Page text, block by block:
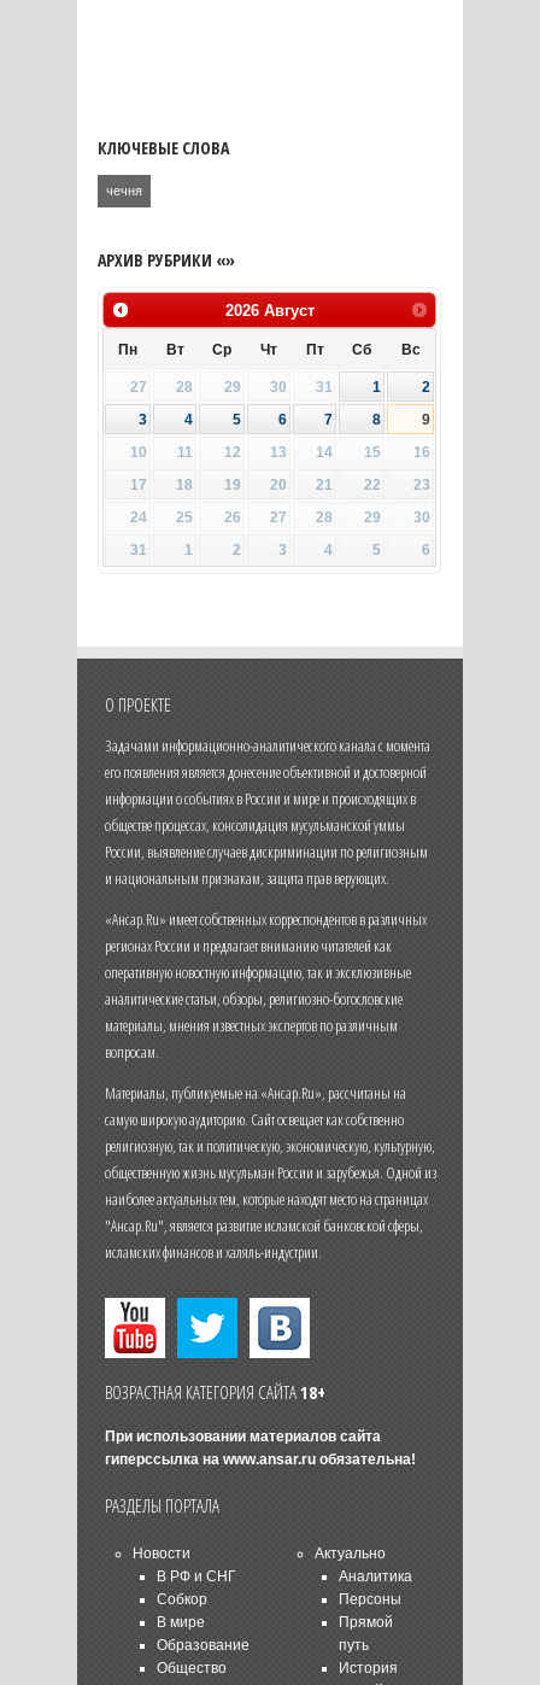
КЛЮЧЕВЫЕ СЛОВА
чечня
АРХИВ РУБРИКИ «»
2026 Август
Пн Вт Ср Чт Пт Сб Вс
27 28 29 30 31 1
2
3
4 5 6 7 8
9
10
11 12 13 14 15
16
17
18 19 20 21 22
23
24
25 26 27 28 29
30
31
1 2 3 4 5 6
О ПРОЕКТЕ
Задачами информационно-аналитического канала с момента
его появления является донесение объективной и достоверной
информации о событиях в России и мире и происходящих в
обществе процессах, консолидация мусульманской уммы
России, выявление случаев дискриминации по религиозным
и национальным признакам, защита прав верующих.
«Ансар.Ru» имеет собственных корреспондентов в различных
регионах России и предлагает вниманию читателей как
оперативную новостную информацию, так и эксклюзивные
аналитические статьи, обзоры, религиозно-богословские
материалы, мнения известных экспертов по различным
вопросам.
Материалы, публикуемые на «Ансар.Ru», рассчитаны на
самую широкую аудиторию. Сайт освещает как собственно
религиозную, так и политическую, экономическую, культурную,
общественную жизнь мусульман России и зарубежья. Одной из
наиболее актуальных тем, которые находят место на страницах
"Ансар.Ru", является развитие исламской банковской сферы,
исламских финансов и халяль-индустрии.
ВОЗРАСТНАЯ КАТЕГОРИЯ САЙТА18+
При использовании материалов сайта
гиперссылка на www.ansar.ruобязательна!
РАЗДЕЛЫ ПОРТАЛА
Новости
В РФ и СНГ
Собкор
В мире
Образование
Общество
Актуально
Аналитика
Персоны
Прямой
путь
История